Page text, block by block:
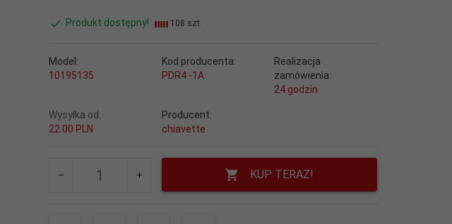
Produkt dostępny! 108 szt.
Model:
10195135
Kod producenta:
PDR4 -1A
Realizacja
zamówienia:
24 godzin
Wysyłka od:
22.00 PLN
Producent:
chiavette
KUP TERAZ!